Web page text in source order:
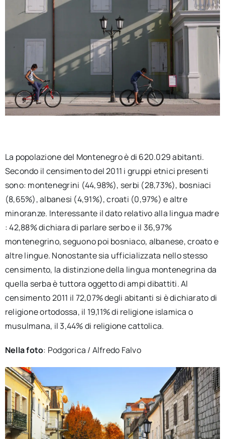
La popolazione del Montenegro è di 620.029 abitanti.
Secondo il censimento del 2011 i gruppi etnici presenti
sono: montenegrini (44,98%), serbi (28,73%), bosniaci
(8,65%), albanesi (4,91%), croati (0,97%) e altre
minoranze. Interessante il dato relativo alla lingua madre
: 42,88% dichiara di parlare serbo e il 36,97%
montenegrino, seguono poi bosniaco, albanese, croato e
altre lingue. Nonostante sia ufficializzata nello stesso
censimento, la distinzione della lingua montenegrina da
quella serba è tuttora oggetto di ampi dibattiti. Al
censimento 2011 il 72,07% degli abitanti si è dichiarato di
religione ortodossa, il 19,11% di religione islamica o
musulmana, il 3,44% di religione cattolica.
Nella foto: Podgorica / Alfredo Falvo